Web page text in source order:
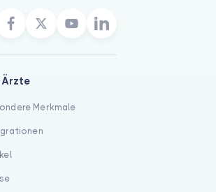
Ärzte
Merkmale